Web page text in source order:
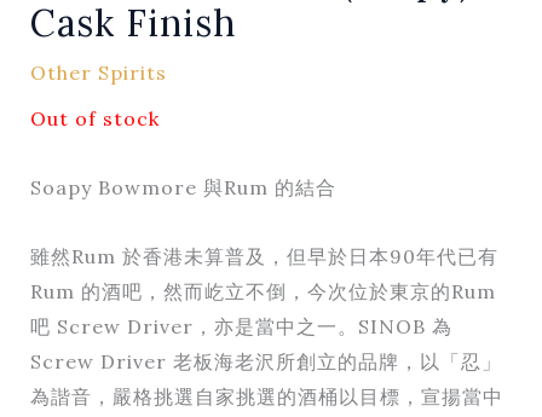
Cask Finish
Other Spirits
Out of stock
Soapy Bowmore 與Rum 的結合
雖然Rum 於香港未算普及，但早於日本90年代已有
Rum 的酒吧，然而屹立不倒，今次位於東京的Rum
吧 Screw Driver，亦是當中之一。SINOB 為
Screw Driver 老板海老沢所創立的品牌，以「忍」
為諧音，嚴格挑選自家挑選的酒桶以目標，宣揚當中